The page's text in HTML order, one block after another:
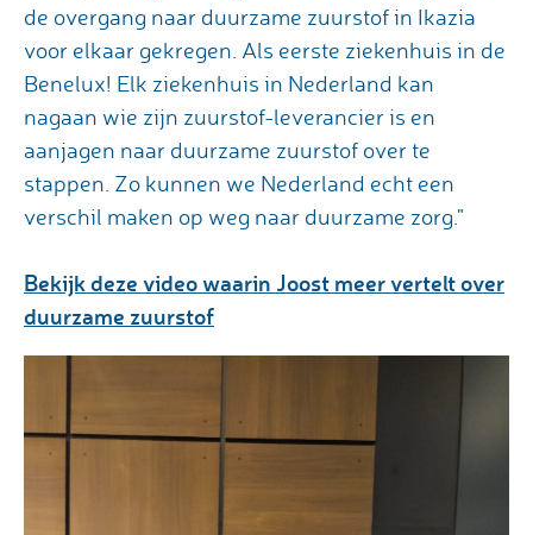
de overgang naar duurzame zuurstof in Ikazia
voor elkaar gekregen. Als eerste ziekenhuis in de
Benelux! Elk ziekenhuis in Nederland kan
nagaan wie zijn zuurstof-leverancier is en
aanjagen naar duurzame zuurstof over te
stappen. Zo kunnen we Nederland echt een
verschil maken op weg naar duurzame zorg."
Bekijk deze video waarin Joost meer vertelt over
duurzame zuurstof